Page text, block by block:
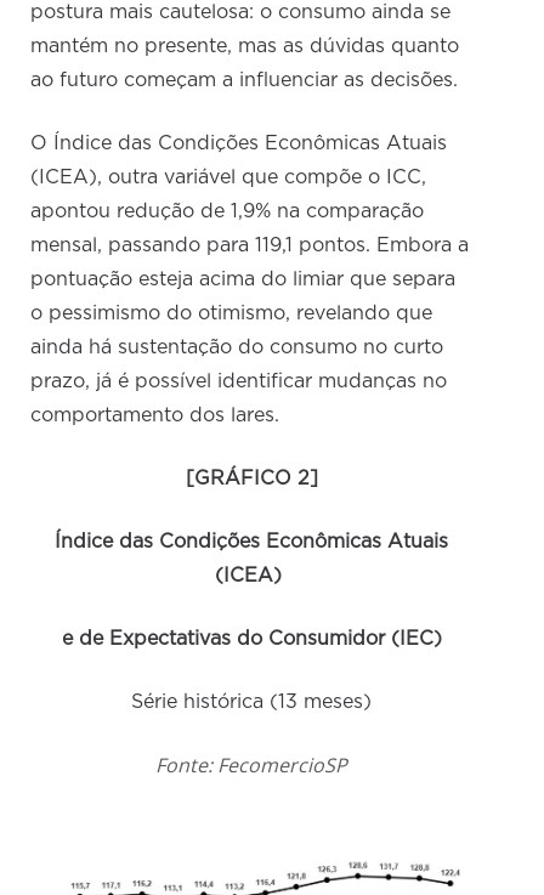
postura mais cautelosa: o consumo ainda se
mantém no presente, mas as dúvidas quanto
ao futuro começam a influenciar as decisões.
O Índice das Condições Econômicas Atuais
(ICEA), outra variável que compõe o ICC,
apontou redução de 1,9% na comparação
mensal, passando para 119,1 pontos. Embora a
pontuação esteja acima do limiar que separa
o pessimismo do otimismo, revelando que
ainda há sustentação do consumo no curto
prazo, já é possível identificar mudanças no
comportamento dos lares.
[GRÁFICO 2]
Índice das Condições Econômicas Atuais
(ICEA)
e de Expectativas do Consumidor (IEC)
Série histórica (13 meses)
Fonte: FecomercioSP